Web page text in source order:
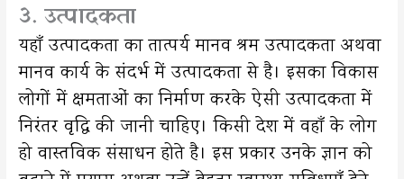
3. उत्पादकता
यहाँ उत्पादकता का तात्पर्य मानव श्रम उत्पादकता अथवा
मानव कार्य के संदर्भ में उत्पादकता से है। इसका विकास
लोगों में क्षमताओं का निर्माण करके ऐसी उत्पादकता में
निरंतर वृद्धि की जानी चाहिए। किसी देश में वहाँ के लोग
हो वास्तविक संसाधन होते है। इस प्रकार उनके ज्ञान को